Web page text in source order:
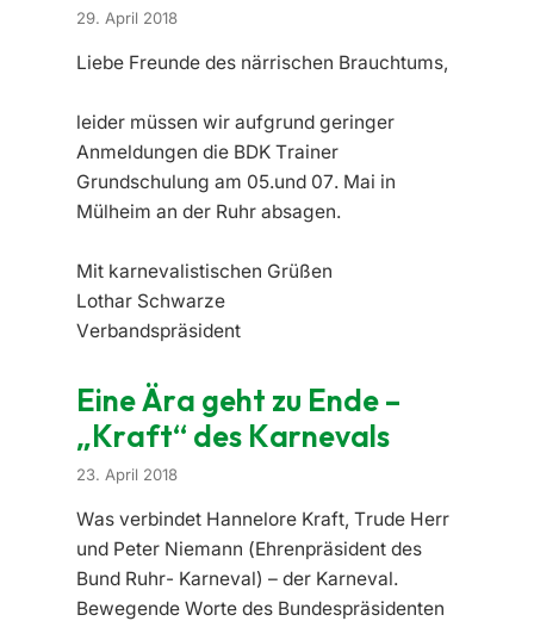
29. April 2018
Liebe Freunde des närrischen Brauchtums,
leider müssen wir aufgrund geringer
Anmeldungen die BDK Trainer
Grundschulung am 05.und 07. Mai in
Mülheim an der Ruhr absagen.
Mit karnevalistischen Grüßen
Lothar Schwarze
Verbandspräsident
Eine Ära geht zu Ende –
„Kraft“ des Karnevals
23. April 2018
Was verbindet Hannelore Kraft, Trude Herr
und Peter Niemann (Ehrenpräsident des
Bund Ruhr- Karneval) – der Karneval.
Bewegende Worte des Bundespräsidenten